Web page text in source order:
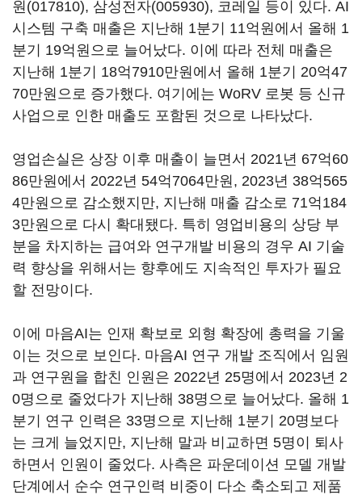
원(017810), 삼성전자(005930), 코레일 등이 있다. AI
시스템 구축 매출은 지난해 1분기 11억원에서 올해 1
분기 19억원으로 늘어났다. 이에 따라 전체 매출은
지난해 1분기 18억7910만원에서 올해 1분기 20억47
70만원으로 증가했다. 여기에는 WoRV 로봇 등 신규
사업으로 인한 매출도 포함된 것으로 나타났다.
영업손실은 상장 이후 매출이 늘면서 2021년 67억60
86만원에서 2022년 54억7064만원, 2023년 38억565
4만원으로 감소했지만, 지난해 매출 감소로 71억184
3만원으로 다시 확대됐다. 특히 영업비용의 상당 부
분을 차지하는 급여와 연구개발 비용의 경우 AI 기술
력 향상을 위해서는 향후에도 지속적인 투자가 필요
할 전망이다.
이에 마음AI는 인재 확보로 외형 확장에 총력을 기울
이는 것으로 보인다. 마음AI 연구 개발 조직에서 임원
과 연구원을 합친 인원은 2022년 25명에서 2023년 2
0명으로 줄었다가 지난해 38명으로 늘어났다. 올해 1
분기 연구 인력은 33명으로 지난해 1분기 20명보다
는 크게 늘었지만, 지난해 말과 비교하면 5명이 퇴사
하면서 인원이 줄었다. 사측은 파운데이션 모델 개발
단계에서 순수 연구인력 비중이 다소 축소되고 제품